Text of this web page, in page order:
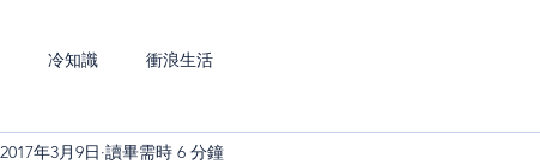
冷知識 衝浪生活
2017年3月9日 讀畢需時 6 分鐘